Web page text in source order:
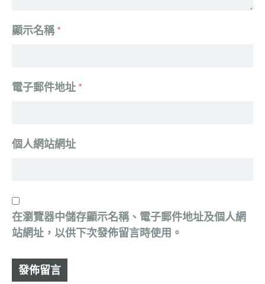
顯示名稱*
電子郵件地址 *
個人網站網址
在瀏覽器中儲存顯示名稱、電子郵件地址及個人網
站網址，以供下次發佈留言時使用。